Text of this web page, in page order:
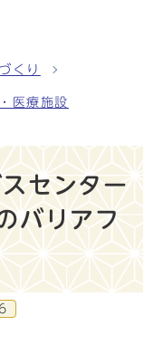
くり
医療施設
センター
バリアフ